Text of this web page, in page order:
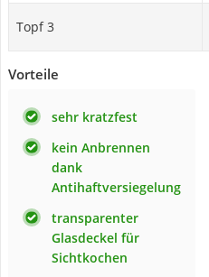
Topf 3
Vorteile
sehr kratzfest
kein Anbrennen
dank
Antihaftversiegelung
transparenter
Glasdeckel für
Sichtkochen